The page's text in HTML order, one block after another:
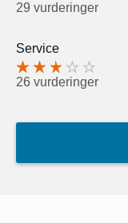
29 vurderinger
Service
26 vurderinger